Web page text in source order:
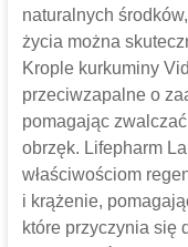
naturalnych
życia można
Krople kurkuminy
przeciwzapalne o
pomagając
obrzęk. Lifepharm
właściwościom
i krążenie,
które przyczynia się